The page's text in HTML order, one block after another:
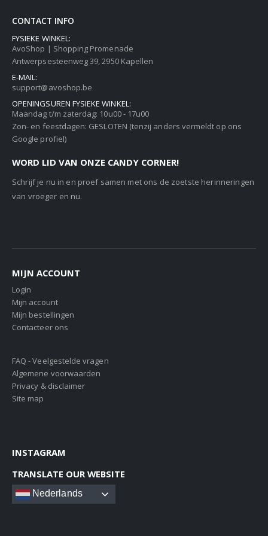
CONTACT INFO
FYSIEKE WINKEL:
AvoShop | Shopping Promenade
Antwerpsesteenweg 39, 2950 Kapellen
E-MAIL:
support@avoshop.be
OPENINGSUREN FYSIEKE WINKEL:
Maandag t/m zaterdag: 10u00 - 17u00
Zon- en feestdagen: GESLOTEN (tenzij anders vermeldt op ons
Google profiel)
WORD LID VAN ONZE CANDY CORNER!
Schrijf je nu in en proef samen met ons de zoetste herinneringen
van vroeger en nu.
MIJN ACCOUNT
Login
Mijn account
Mijn bestellingen
Contacteer ons
FAQ - Veelgestelde vragen
Algemene voorwaarden
Privacy & disclaimer
Site map
INSTAGRAM
TRANSLATE OUR WEBSITE
Nederlands